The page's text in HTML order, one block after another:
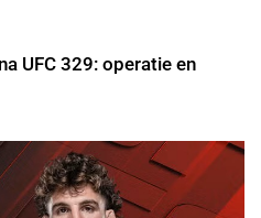
UFC 329: operatie en